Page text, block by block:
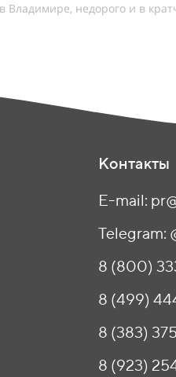
недорого и в
Контакты
E-mail:
Telegram:
8 (800)
8 (499)
8 (383)
8 (923)